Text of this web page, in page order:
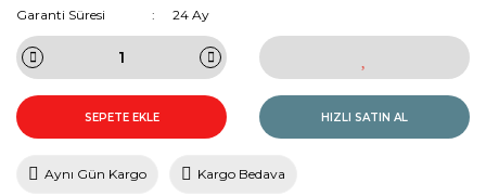
Garanti Süresi
24 Ay
SEPETE EKLE HIZLI SATIN AL
Aynı Gün Kargo Kargo Bedava